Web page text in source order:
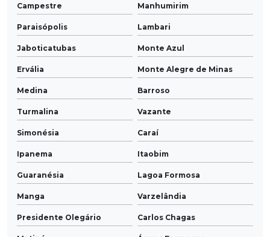
Campestre Manhumirim
Paraisópolis Lambari
Jaboticatubas Monte Azul
Ervália Monte Alegre de Minas
Medina Barroso
Turmalina Vazante
Simonésia Caraí
Ipanema Itaobim
Guaranésia Lagoa Formosa
Manga Varzelândia
Presidente Olegário Carlos Chagas